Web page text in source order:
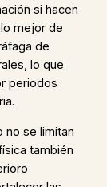
si hacen
mejor de
de
lo que
periodos
no se limitan
también